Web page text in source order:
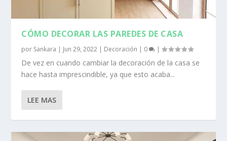
CÓMO DECORAR LAS PAREDES DE CASA
por Sankara | Jun 29, 2022 | Decoración | 0 |
De vez en cuando cambiar la decoración de la casa se
hace hasta imprescindible, ya que esto acaba...
LEE MAS